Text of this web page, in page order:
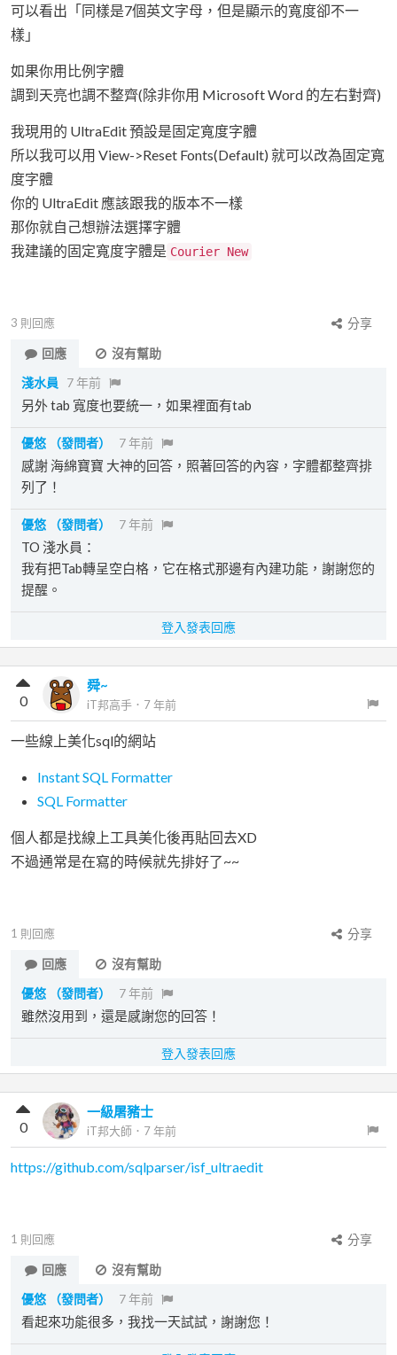
可以看出「同樣是7個英文字母，但是顯示的寬度卻不一
樣」
如果你用比例字體
調到天亮也調不整齊(除非你用 Microsoft Word 的左右對齊)
我現用的 UltraEdit 預設是固定寬度字體
所以我可以用 View->Reset Fonts(Default) 就可以改為固定寬
度字體
你的 UltraEdit 應該跟我的版本不一樣
那你就自己想辦法選擇字體
我建議的固定寬度字體是 Courier New
3 則回應
分享
回應
沒有幫助
淺水員
7 年前
另外 tab 寬度也要統一，如果裡面有tab
優悠 （發問者） 7 年前
感謝 海綿寶寶 大神的回答，照著回答的內容，字體都整齊排
列了！
優悠 （發問者） 7 年前
TO 淺水員：
我有把Tab轉呈空白格，它在格式那邊有內建功能，謝謝您的
提醒。
登入發表回應
舜~
iT邦高手 ． 7 年前
0
一些線上美化sql的網站
Instant SQL Formatter
SQL Formatter
個人都是找線上工具美化後再貼回去XD
不過通常是在寫的時候就先排好了~~
1 則回應
分享
回應
沒有幫助
優悠
（發問者） 7 年前
雖然沒用到，還是感謝您的回答！
登入發表回應
一級屠豬士
iT邦大師 ． 7 年前
0
https://github.com/sqlparser/isf_ultraedit
1 則回應
分享
回應
沒有幫助
優悠
（發問者） 7 年前
看起來功能很多，我找一天試試，謝謝您！